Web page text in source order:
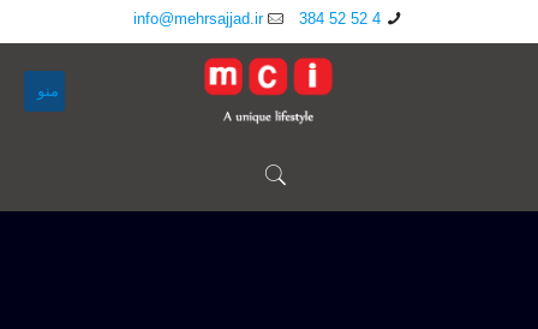
4 52 52 384
info@mehrsajjad.ir
منو